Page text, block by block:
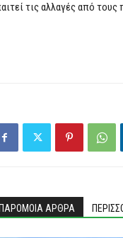
τις αλλαγές από τους
ΠΑΡΟΜΟΙΑ ΑΡΘΡΑ